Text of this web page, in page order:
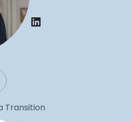
LinkedIn
Transition